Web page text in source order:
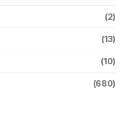
(2)
(13)
(10)
(680)